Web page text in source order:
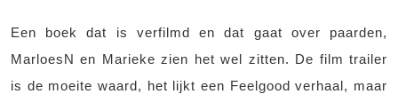
Een boek dat is verfilmd en dat gaat over paarden,
MarloesN en Marieke zien het wel zitten. De film trailer
is de moeite waard, het lijkt een Feelgood verhaal, maar